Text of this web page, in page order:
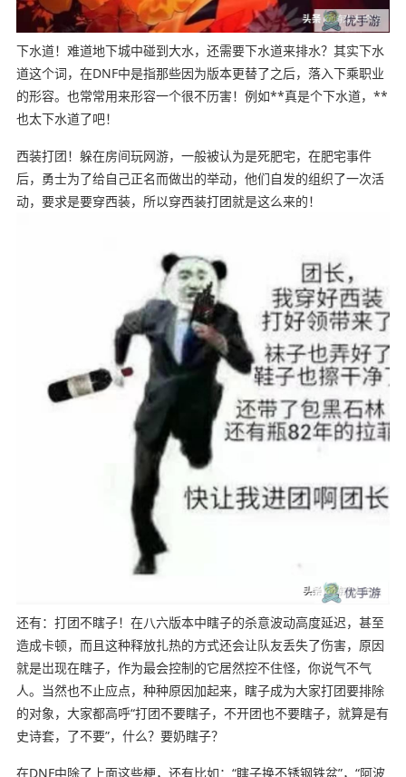
下水道！难道地下城中碰到大水，还需要下水道来排水？其实下水
道这个词，在DNF中是指那些因为版本更替了之后，落入下乘职业
的形容。也常常用来形容一个很不历害！例如**真是个下水道，**
也太下水道了吧！
西装打团！躲在房间玩网游，一般被认为是死肥宅，在肥宅事件
后，勇士为了给自己正名而做岀的举动，他们自发的组织了一次活
动，要求是要穿西装，所以穿西装打团就是这么来的！
还有：打团不瞎子！在八六版本中瞎子的杀意波动高度延迟，甚至
造成卡顿，而且这种释放扎热的方式还会让队友丢失了伤害，原因
就是岀现在瞎子，作为最会控制的它居然控不住怪，你说气不气
人。当然也不止应点，种种原因加起来，瞎子成为大家打团要排除
的对象，大家都高呼“打团不要瞎子，不开团也不要瞎子，就算是有
史诗套，了不要”，什么？要奶瞎子？
在DNF中除了上面这些梗，还有比如：“瞎子换不锈钢铁盆”，“阿波